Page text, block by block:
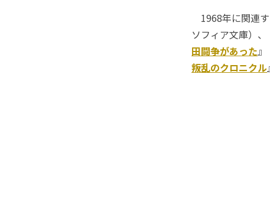
1968年に関連
ソフィア文庫）、
田闘争があった』
叛乱のクロニクル